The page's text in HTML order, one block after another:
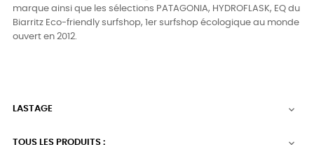
marque ainsi que les sélections PATAGONIA, HYDROFLASK, EQ du
Biarritz Eco-friendly surfshop, 1er surfshop écologique au monde
ouvert en 2012.
LASTAGE 
TOUS LES PRODUITS :